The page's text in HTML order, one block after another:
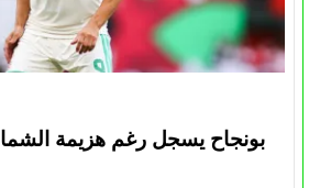
بونجاح يسجل رغم هزيمة